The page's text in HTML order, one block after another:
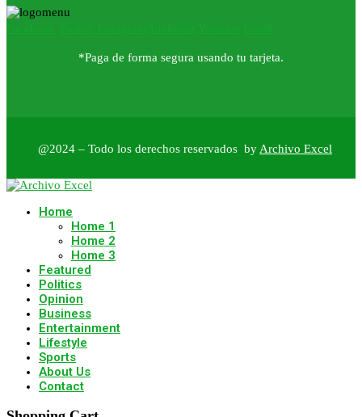
*Paga de forma segura usando tu tarjeta.
@2024 – Todo los derechos reservados by Archivo Excel
Home
Home 1
Home 2
Home 3
Featured
Politics
Opinion
Business
Entertainment
Lifestyle
Sports
About Us
Contact